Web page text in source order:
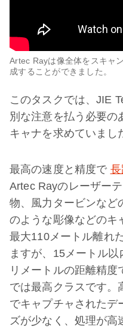
Artec Rayは像全体をスキャ
成することができました。
このタスクでは、JIE
別な注意を払う必要の
キャナを求めていまし
最高の速度と精度で
Artec Rayのレーザー
物、風力タービンなど
のような彫像などのキ
最大110メートル離れ
ますが、15メートル
リメートルの距離精
では最高クラスです。
でキャプチャされたデ
ズが少なく、処理が高